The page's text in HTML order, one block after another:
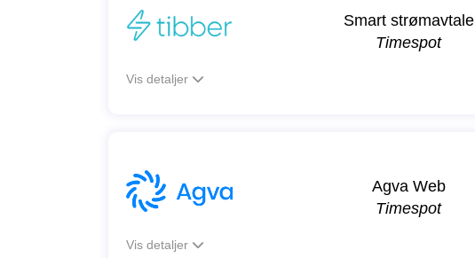
Smart strømavtale
Timespot
Vis detaljer
Agva Web
Timespot
Vis detaljer